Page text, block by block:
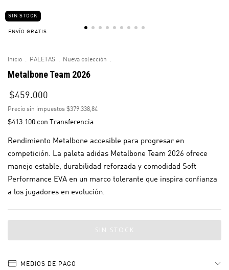
SIN STOCK
ENVÍO GRATIS
Inicio . PALETAS . Nueva colección .
Metalbone Team 2026
$459.000
Precio sin impuestos $379.338,84
$413.100 con Transferencia
Rendimiento Metalbone accesible para progresar en
competición. La paleta adidas Metalbone Team 2026 ofrece
manejo estable, durabilidad reforzada y comodidad Soft
Performance EVA en un marco tolerante que inspira confianza
a los jugadores en evolución.
MEDIOS DE PAGO